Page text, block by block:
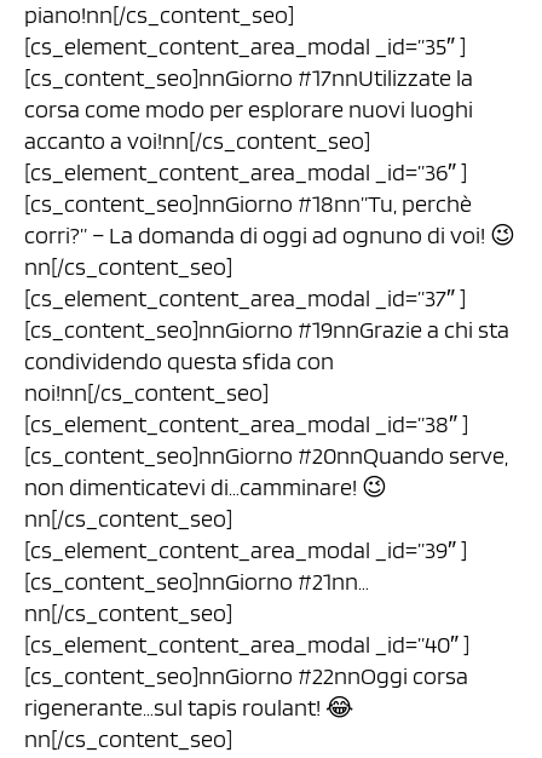
piano!nn[/cs_content_seo]
[cs_element_content_area_modal _id=”35″ ]
[cs_content_seo]nnGiorno #17nnUtilizzate la
corsa come modo per esplorare nuovi luoghi
accanto a voi!nn[/cs_content_seo]
[cs_element_content_area_modal _id=”36″ ]
[cs_content_seo]nnGiorno #18nn”Tu, perchè
corri?” – La domanda di oggi ad ognuno di voi! 😉
nn[/cs_content_seo]
[cs_element_content_area_modal _id=”37″ ]
[cs_content_seo]nnGiorno #19nnGrazie a chi sta
condividendo questa sfida con
noi!nn[/cs_content_seo]
[cs_element_content_area_modal _id=”38″ ]
[cs_content_seo]nnGiorno #20nnQuando serve,
non dimenticatevi di…camminare! 😉
nn[/cs_content_seo]
[cs_element_content_area_modal _id=”39″ ]
[cs_content_seo]nnGiorno #21nn…
nn[/cs_content_seo]
[cs_element_content_area_modal _id=”40″ ]
[cs_content_seo]nnGiorno #22nnOggi corsa
rigenerante…sul tapis roulant! 😂
nn[/cs_content_seo]